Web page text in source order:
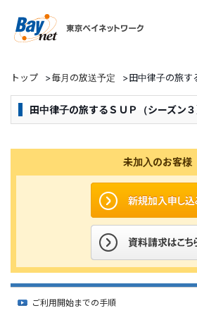
トップ >毎月の放送予定 >田中律子の旅す
田中律子の旅するＳＵＰ（シーズン３
未加入のお客様
ご利用開始までの手順